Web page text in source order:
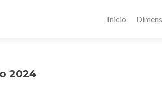
Inicio
2024